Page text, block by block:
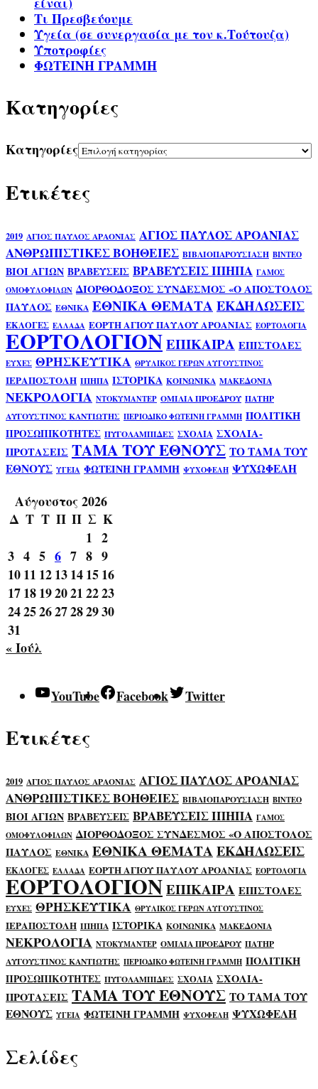
Τι Πρεσβεύουμε
Υγεία (σε συνεργασία με τον κ.Τούτουζα)
Υποτροφίες
ΦΩΤΕΙΝΗ ΓΡΑΜΜΗ
Kατηγορίες
Kατηγορίες
Ετικέτες
2019 ΑΓΙΟΣ ΠΑΥΛΟΣ ΑΡΑΟΝΙΑΣ ΑΓΙΟΣ ΠΑΥΛΟΣ ΑΡΟΑΝΙΑΣ
ΑΝΘΡΩΠΙΣΤΙΚΕΣ ΒΟΗΘΕΙΕΣ ΒΙΒΛΙΟΠΑΡΟΥΣΙΑΣΗ ΒΙΝΤΕΟ
ΒΙΟΙ ΑΓΙΩΝ ΒΡΑΒΕΥΣΕΙΣ ΒΡΑΒΕΥΣΕΙΣ ΙΠΗΠΑ ΓΑΜΟΣ
ΟΜΟΦΥΛΟΦΙΛΩΝ ΔΙΟΡΘΟΔΟΞΟΣ ΣΥΝΔΕΣΜΟΣ «Ο ΑΠΟΣΤΟΛΟΣ
ΠΑΥΛΟΣ ΕΘΝΙΚΑ ΕΘΝΙΚΑ ΘΕΜΑΤΑΕΚΔΗΛΩΣΕΙΣ
ΕΚΛΟΓΕΣ ΕΛΛΑΔΑ ΕΟΡΤΗ ΑΓΙΟΥ ΠΑΥΛΟΥ ΑΡΟΑΝΙΑΣ ΕΟΡΤΟΛΟΓΙΑ
ΕΟΡΤΟΛΟΓΙΟΝΕΠΙΚΑΙΡΑ ΕΠΙΣΤΟΛΕΣ
ΕΥΧΕΣ ΘΡΗΣΚΕΥΤΙΚΑ ΘΡΥΛΙΚΟΣ ΓΕΡΩΝ ΑΥΓΟΥΣΤΙΝΟΣ
ΙΕΡΑΠΟΣΤΟΛΗ ΙΠΗΠΑ ΙΣΤΟΡΙΚΑ ΚΟΙΝΩΝΙΚΑ ΜΑΚΕΔΟΝΙΑ
ΝΕΚΡΟΛΟΓΙΑ ΝΤΟΚΥΜΑΝΤΕΡ ΟΜΙΛΙΑ ΠΡΟΕΔΡΟΥ ΠΑΤΗΡ
ΑΥΓΟΥΣΤΙΝΟΣ ΚΑΝΤΙΩΤΗΣ ΠΕΡΙΟΔΙΚΟ ΦΩΤΕΙΝΗ ΓΡΑΜΜΗ ΠΟΛΙΤΙΚΗ
ΠΡΟΣΩΠΙΚΟΤΗΤΕΣ ΠΥΓΟΛΑΜΠΙΔΕΣ ΣΧΟΛΙΑ ΣΧΟΛΙΑ-
ΠΡΟΤΑΣΕΙΣ ΤΑΜΑ ΤΟΥ ΕΘΝΟΥΣ ΤΟ ΤΑΜΑ ΤΟΥ
ΕΘΝΟΥΣ ΥΓΕΙΑ ΦΩΤΕΙΝΗ ΓΡΑΜΜΗ ΨΥΧΟΦΕΛΗ ΨΥΧΩΦΕΛΗ
Αύγουστος 2026
Δ Τ Τ Π Π Σ Κ
1 2
3 4 5 6 7 8 9
1011 1213141516
17181920212223
24252627282930
31
« Ιούλ
YouTube Facebook Twitter
Ετικέτες
2019 ΑΓΙΟΣ ΠΑΥΛΟΣ ΑΡΑΟΝΙΑΣ ΑΓΙΟΣ ΠΑΥΛΟΣ ΑΡΟΑΝΙΑΣ
ΑΝΘΡΩΠΙΣΤΙΚΕΣ ΒΟΗΘΕΙΕΣ ΒΙΒΛΙΟΠΑΡΟΥΣΙΑΣΗ ΒΙΝΤΕΟ
ΒΙΟΙ ΑΓΙΩΝ ΒΡΑΒΕΥΣΕΙΣ ΒΡΑΒΕΥΣΕΙΣ ΙΠΗΠΑ ΓΑΜΟΣ
ΟΜΟΦΥΛΟΦΙΛΩΝ ΔΙΟΡΘΟΔΟΞΟΣ ΣΥΝΔΕΣΜΟΣ «Ο ΑΠΟΣΤΟΛΟΣ
ΠΑΥΛΟΣ ΕΘΝΙΚΑ ΕΘΝΙΚΑ ΘΕΜΑΤΑΕΚΔΗΛΩΣΕΙΣ
ΕΚΛΟΓΕΣ ΕΛΛΑΔΑ ΕΟΡΤΗ ΑΓΙΟΥ ΠΑΥΛΟΥ ΑΡΟΑΝΙΑΣ ΕΟΡΤΟΛΟΓΙΑ
ΕΟΡΤΟΛΟΓΙΟΝΕΠΙΚΑΙΡΑ ΕΠΙΣΤΟΛΕΣ
ΕΥΧΕΣ ΘΡΗΣΚΕΥΤΙΚΑ ΘΡΥΛΙΚΟΣ ΓΕΡΩΝ ΑΥΓΟΥΣΤΙΝΟΣ
ΙΕΡΑΠΟΣΤΟΛΗ ΙΠΗΠΑ ΙΣΤΟΡΙΚΑ ΚΟΙΝΩΝΙΚΑ ΜΑΚΕΔΟΝΙΑ
ΝΕΚΡΟΛΟΓΙΑ ΝΤΟΚΥΜΑΝΤΕΡ ΟΜΙΛΙΑ ΠΡΟΕΔΡΟΥ ΠΑΤΗΡ
ΑΥΓΟΥΣΤΙΝΟΣ ΚΑΝΤΙΩΤΗΣ ΠΕΡΙΟΔΙΚΟ ΦΩΤΕΙΝΗ ΓΡΑΜΜΗ ΠΟΛΙΤΙΚΗ
ΠΡΟΣΩΠΙΚΟΤΗΤΕΣ ΠΥΓΟΛΑΜΠΙΔΕΣ ΣΧΟΛΙΑ ΣΧΟΛΙΑ-
ΠΡΟΤΑΣΕΙΣ ΤΑΜΑ ΤΟΥ ΕΘΝΟΥΣ ΤΟ ΤΑΜΑ ΤΟΥ
ΕΘΝΟΥΣ ΥΓΕΙΑ ΦΩΤΕΙΝΗ ΓΡΑΜΜΗ ΨΥΧΟΦΕΛΗ ΨΥΧΩΦΕΛΗ
Σελίδες